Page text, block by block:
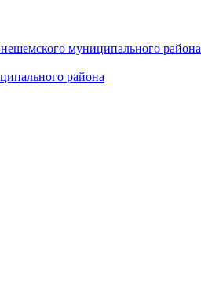
муниципального района
района